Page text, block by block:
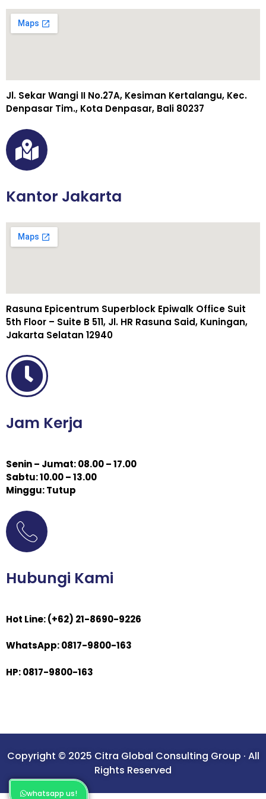
whatsapp us!
Jl. Sekar Wangi II No.27A, Kesiman Kertalangu, Kec.
Denpasar Tim., Kota Denpasar, Bali 80237
Kantor Jakarta
Rasuna Epicentrum Superblock Epiwalk Office Suit
5th Floor – Suite B 511, Jl. HR Rasuna Said, Kuningan,
Jakarta Selatan 12940
Jam Kerja
Senin – Jumat: 08.00 – 17.00
Sabtu: 10.00 – 13.00
Minggu: Tutup
Hubungi Kami
Hot Line: (+62) 21-8690-9226
WhatsApp: 0817-9800-163
HP: 0817-9800-163
Copyright © 2025 Citra Global Consulting Group · All
Rights Reserved